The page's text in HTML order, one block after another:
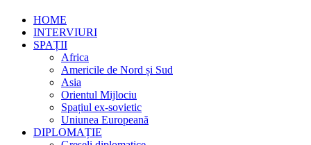
HOME
INTERVIURI
SPAȚII
Africa
Americile de Nord și Sud
Asia
Orientul Mijlociu
Spațiul ex-sovietic
Uniunea Europeană
DIPLOMAȚIE